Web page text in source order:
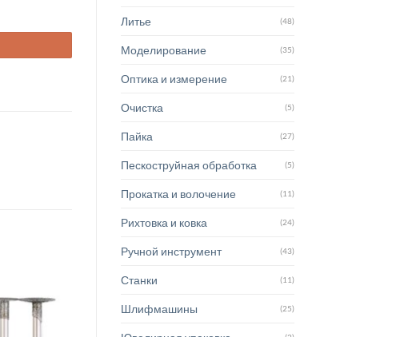
Литье (48)
Моделирование (35)
Оптика и измерение (21)
Очистка (5)
Пайка (27)
Пескоструйная обработка (5)
Прокатка и волочение (11)
Рихтовка и ковка (24)
Ручной инструмент (43)
Станки (11)
Шлифмашины (25)